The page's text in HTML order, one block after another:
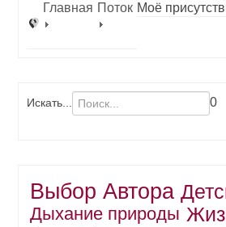
Главная Поток Моё
Искать... 0
Выбор Автора
Дыхание природы